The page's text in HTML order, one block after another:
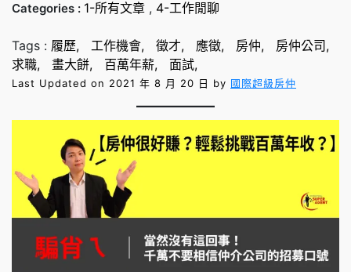
Categories : 1-所有文章 , 4-工作閒聊
Tags : 履歷 工作機會 徵才 應徵 房仲
房仲公司
求職
畫大餅 百萬年薪 面試
Last Updated on 2021 年 8 月 20 日 by 國際超級房仲